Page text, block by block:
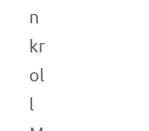
n
kr
ol
l